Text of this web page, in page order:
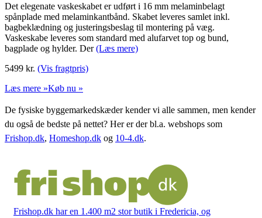
Det elegenate vaskeskabet er udført i 16 mm melaminbelagt
spånplade med melaminkantbånd. Skabet leveres samlet inkl.
bagbeklædning og justeringsbeslag til montering på væg.
Vaskeskabe leveres som standard med alufarvet top og bund,
bagplade og hylder. Der(Læs mere)
5499 kr. (Vis fragtpris)
Læs mere »Køb nu »
De fysiske byggemarkedskæder kender vi alle sammen, men kender
du også de bedste på nettet? Her er der bl.a. webshops som
Frishop.dk, Homeshop.dk og 10-4.dk.
Frishop.dk har en 1.400 m2 stor butik i Fredericia, og